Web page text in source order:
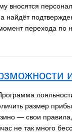
вносятся
найдёт
перехода по
размер
— свои
не так много